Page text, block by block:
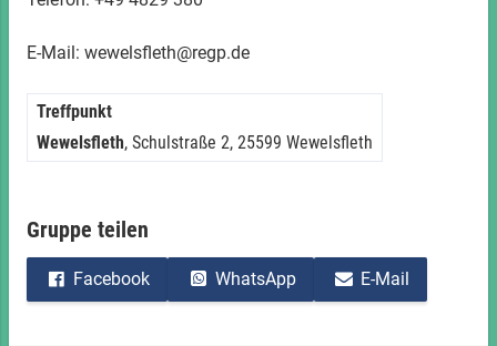
E-Mail: wewelsfleth@regp.de
Treffpunkt
Wewelsfleth, Schulstraße 2, 25599 Wewelsfleth
Gruppe teilen
Facebook WhatsApp E-Mail